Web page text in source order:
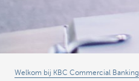
Welkom bij KBC Commercial Banking